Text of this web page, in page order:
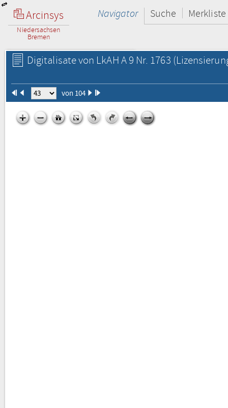
Arcinsys
Niedersachsen
Bremen
Navigator Suche Merkliste
Digitalisate von LkAH A 9 Nr. 1763
von 104